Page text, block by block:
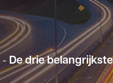
- De drie